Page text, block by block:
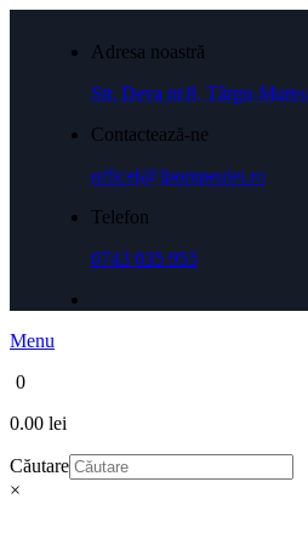
Adresa noastră
Str. Deva nr.8, Târgu-Mureș
Contactează-ne
office[@]pompeulei.ro
Telefon
0743 035 955
Menu
0
0.00 lei
Căutare
×